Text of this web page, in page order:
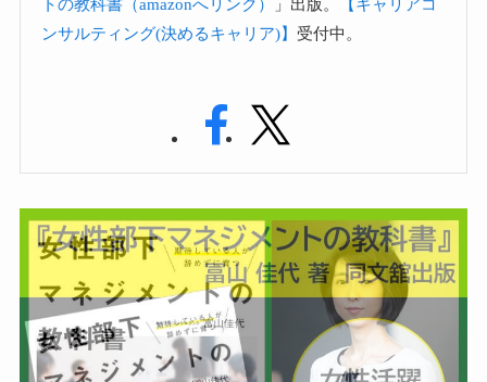
トの教科書（amazonへリンク）
」出版。
【キャリアコ
ンサルティング(決めるキャリア)】 受付中。